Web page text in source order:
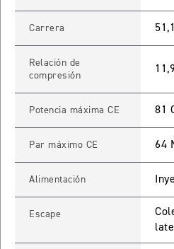
RX
STREET TRIPLE 765 RX
Precio desde
MOTO2
STREET TRIPLE 765
Carrera
Relación de
compresión
Potencia máxima CE 81
Par máximo CE 64
Alimentación
Escape